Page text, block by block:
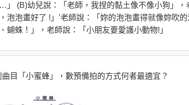
」 (B)幼兒說：「老師，我捏的黏土像不像小狗」
，泡泡畫好了 !」’老師說：「妳的泡泡畫得就像妳吹
蝴蛛！」，老師說：「小朋友要愛護小動物!」
曲目「小蜜蜂」，數預備拍的方式何者最適宜？